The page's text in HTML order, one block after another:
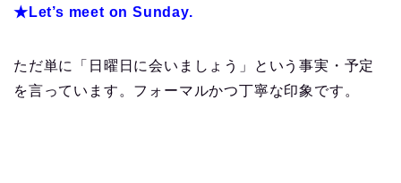
★Let’s meet on Sunday.
ただ単に「日曜日に会いましょう」という事実・予定
を言っています。フォーマルかつ丁寧な印象です。